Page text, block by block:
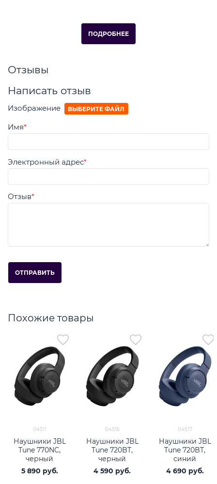
ПОДРОБНЕЕ
Отзывы
Написать отзыв
Изображение ВЫБЕРИТЕ ФАЙЛ
Имя
Электронный адрес
Отзыв
Похожие товары
04511
Наушники JBL
Tune 770NC,
черный
5 890 руб.
04516
Наушники JBL
Tune 720BT,
черный
4 590 руб.
04517
Наушники JBL
Tune 720BT,
синий
4 690 руб.